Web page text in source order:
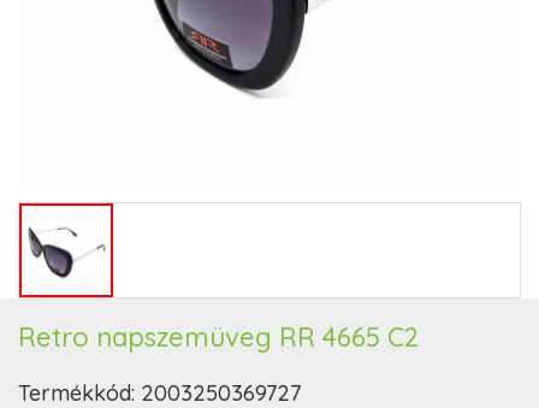
Retro napszemüveg RR 4665 C2
Termékkód: 2003250369727